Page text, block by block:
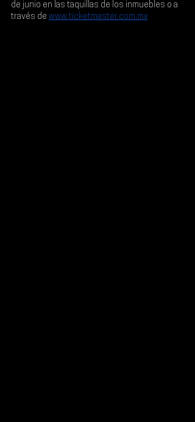
de junio en las taquillas de los inmuebles o a
través de www.ticketmaster.com.mx